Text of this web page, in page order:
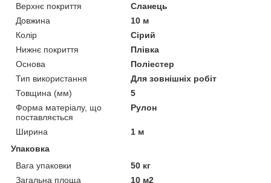
Верхнє покриття
Сланець
Довжина
10 м
Колір
Сірий
Нижнє покриття
Плівка
Основа
Поліестер
Тип використання
Для зовнішніх робіт
Товщина (мм)
5
Форма матеріалу, що
поставляється
Рулон
Ширина
1 м
Упаковка
Вага упаковки
50 кг
Загальна площа
10 м2